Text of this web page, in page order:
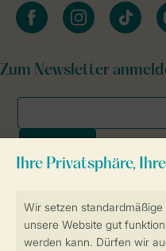
Sicher und schnell
SSL-Verschlüsselung
facebookinstagramtiktok
Zum Newsletter